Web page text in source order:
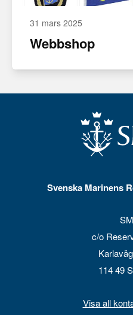
31 mars 2025
Webbshop
Svenska Marinens
c/o
114 49
Visa all